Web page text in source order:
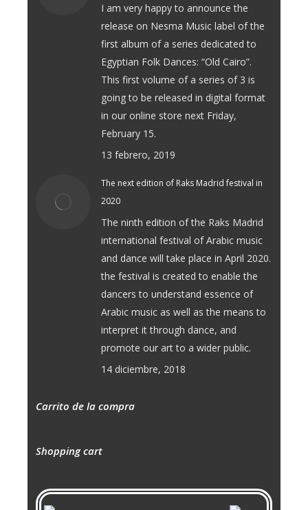
I am very happy to announce the
release on Nesma Music label of the
first album of a series dedicated to
Egyptian Folk Dances: “Old Cairo”.
This first volume of a series of 3 is
going to be released in digital format
in our online store next Friday,
February 15.
13 febrero, 2019
The next edition of Raks Madrid festival in
2020
The ninth edition of the Raks Madrid
international festival of Arabic music
and dance will take place in April 2020.
the festival is created to enable the
dancers to understand essence of
Arabic music as well as the means to
interpret it through dance, and
promote our art to a wider public.
14 diciembre, 2018
Carrito de la compra
Shopping cart